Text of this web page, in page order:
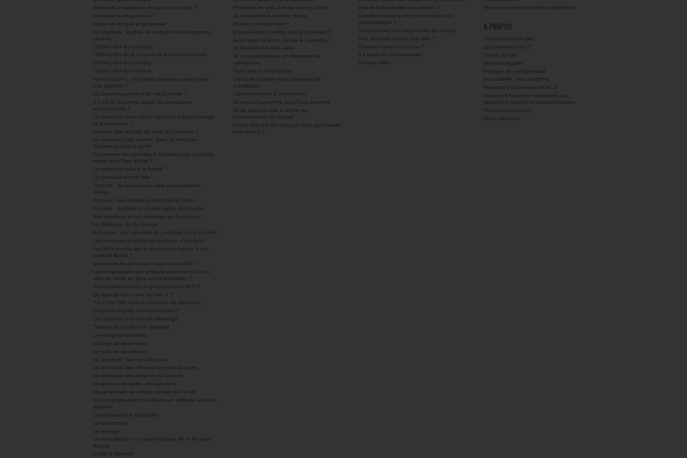
Existe t-il un usage de drogue sans risque ?
Pourquoi se drogue t-on ?
Usage de drogue et grossesse
Le chemsex : la prise de drogues lors de rapports
sexuels
Chiffres clés du cannabis
Chiffres clés de la cocaïne et du crack/free base
Chiffres clés de l'ecstasy
Chiffres clés de l'héroïne
Fumer un joint, c’est moins dangereux que fumer
une cigarette ?
Le cannabis permet-il de mieux dormir ?
Y a t-il un lien entre usage de cannabis et
schizophrénie ?
Le cannabis altère-t-il les capacités d'apprentissage
et la motivation ?
Peut-on faire un bad trip avec du cannabis ?
Le cannabis c'est naturel, donc ce n'est pas
dangereux pour la santé
Consommer du cannabis à l’adolescence est-il plus
risqué qu’à l’âge adulte ?
Le cannabis nuit-il à la fertilité ?
Le cannabis donne faim !
Cocaïne : les signes que votre consommation
dérape
Cocaïne : des risques accrus pour le coeur
Cocaïne : entraide et soutien grâce aux forums
Vos questions et nos réponses sur la cocaïne
Le dépistage de la cocaïne
A écouter : une sélection de podcasts sur la cocaïne
Les nouveaux produits de synthèse, c’est quoi ?
Les NPS sont-ils des « alternatives légales » aux
produits illicites ?
Quels sont les principaux risques des NPS ?
Les compositions des produits annoncées sur les
sites de vente en ligne sont-elles fiables ?
Sous quelles formes se présentent les NPS ?
Qu’appelle-t-on « sels de bain » ?
Y’a-t-il du THC dans le cannabis de synthèse ?
Comment dépiste t-on les drogues ?
Les résultats d'un test de dépistage
Tableau des durées de positivité
Les drogues interdites
L'usage de stupéfiants
Le trafic de stupéfiants
La "publicité" faite aux drogues
La protection des mineurs face aux drogues
Le dépistage des drogues sur la route
Drogues et conduite : les sanctions
Usage et trafic de drogue au sein de l'école
L'accompagnement des élèves en difficulté avec les
drogues
La préparation à la décision
La substitution
Le sevrage
La consolidation, un apprentissage de la vie sans
drogue
L'aide à distance
Personne ne sait, je n'ose pas en parler
Je consomme à moindre risque
Arrêter, comment faire ?
Est-il possible d'arrêter seul le cannabis ?
Avec l'appli Jeanne, j'arrête le cannabis !
Je souhaite me faire aider
Je voudrais prendre un traitement de
substitution
Vivre avec la substitution
J'ai envie d'arrêter mon traitement de
substitution
J'ai recommencé à consommer
Je viens d'apprendre que j'étais enceinte
Je ne parviens pas à arrêter ma
consommation de drogue
Puis-je prendre des drogues alors que j'allaite
mon enfant ?
Puis-je faire dépister mon enfant ?
Comment savoir si sa consommation est
problématique ?
J'ai découvert que mon enfant se drogue
Il ne veut pas arrêter, que faire ?
Comment aider un proche ?
Il a repris sa consommation
Se faire aider
Recherche professionnelle multicritères
À PROPOS
Conditions générales
Qui sommes-nous ?
Charte du site
Mentions légales
Politique de confidentialité
Accessibilité : non conforme
Rapports d'observation ADALIS
Drogues info service accessible aux
personnes sourdes et malentendantes
Nos documentations
Nous contacter